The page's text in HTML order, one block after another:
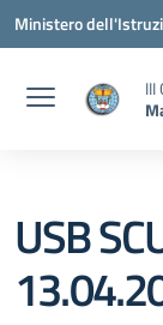
Vai ai contenuti
Vai al menu di
Vai al footer
Ministero
III
USB